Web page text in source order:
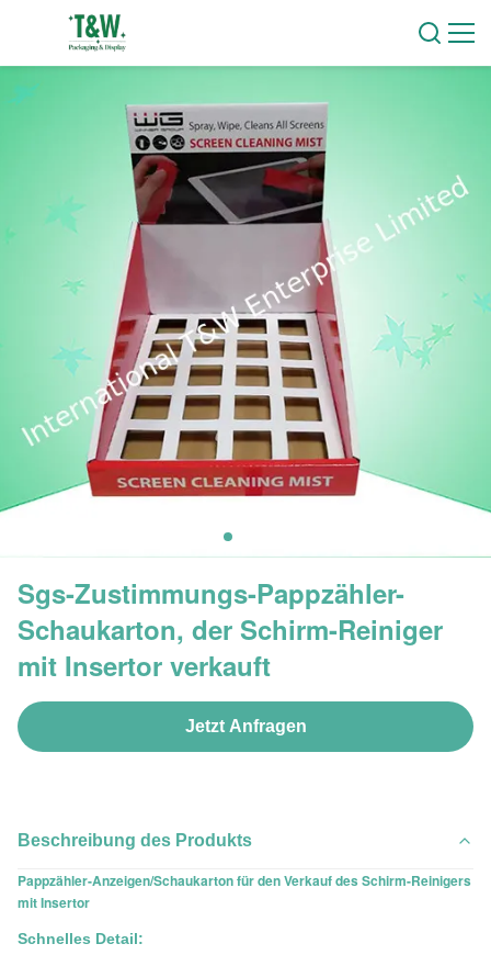
Sgs-Zustimmungs-Pappzähler-
Schaukarton, der Schirm-Reiniger
mit Insertor verkauft
Jetzt Anfragen
Beschreibung des Produkts
Pappzähler-Anzeigen/Schaukarton für den Verkauf des Schirm-Reinigers
mit Insertor
Schnelles Detail: